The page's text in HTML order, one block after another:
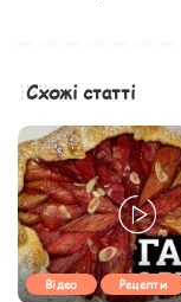
Схожі статті
Відео Рецепти